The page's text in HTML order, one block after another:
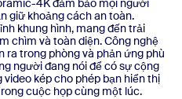
4K đảm bảo mọi người
giữ khoảng cách an toàn.
khung hình, mang đến trải
chìm và toàn diện. Công nghệ
ra trong phòng và phản ứng phù
người đang nói để có sự cộng
kép cho phép bạn hiển thị
cuộc họp cùng một lúc.